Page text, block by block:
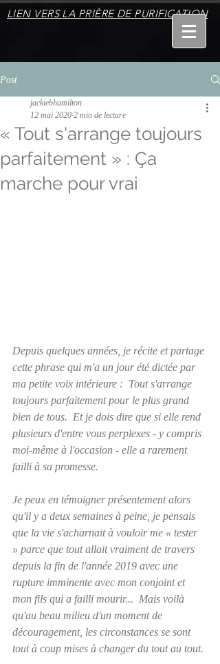
LIEN VERS LA PRIÈRE DE PURIFICATION
Post
« Tout s'arrange toujours
parfaitement » : Ça
marche pour vrai
jackiebhamilton
12 mai 2020 2 min de lecture
Depuis quelques années, je récite et partage
cette phrase qui m'a un jour été dictée par
ma petite voix intérieure : Tout s'arrange
toujours parfaitement pour le plus grand
bien de tous.
  Et je dois dire que si elle rend
plusieurs d'entre vous perplexes - y compris
moi-même à l'occasion - elle a rarement
failli à sa promesse.
Je peux en témoigner présentement alors
qu'il y a deux semaines à peine, je pensais
que la vie s'acharnait à vouloir me « tester
» parce que tout allait vraiment de travers
depuis la fin de l'année 2019 avec une
rupture imminente avec mon conjoint et
mon fils qui a failli mourir...  Mais voilà
qu'au beau milieu d'un moment de
découragement, les circonstances se sont
tout à coup mises à changer du tout au tout.